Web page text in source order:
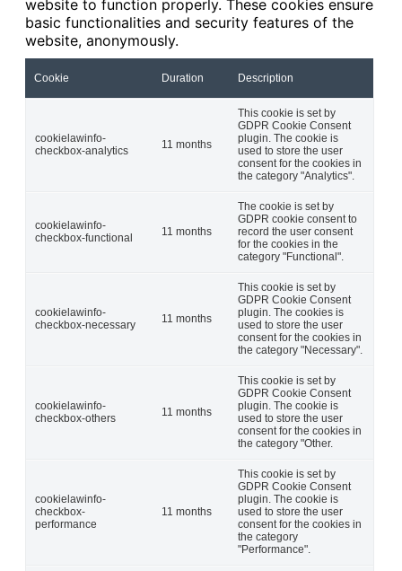
website to function properly. These cookies ensure
basic functionalities and security features of the
website, anonymously.
Cookie Duration Description
cookielawinfo-
checkbox-analytics
11 months
This cookie is set by
GDPR Cookie Consent
plugin. The cookie is
used to store the user
consent for the cookies in
the category "Analytics".
cookielawinfo-
checkbox-functional
11 months
The cookie is set by
GDPR cookie consent to
record the user consent
for the cookies in the
category "Functional".
cookielawinfo-
checkbox-necessary
11 months
This cookie is set by
GDPR Cookie Consent
plugin. The cookies is
used to store the user
consent for the cookies in
the category "Necessary".
cookielawinfo-
checkbox-others
11 months
This cookie is set by
GDPR Cookie Consent
plugin. The cookie is
used to store the user
consent for the cookies in
the category "Other.
cookielawinfo-
checkbox-
performance
11 months
This cookie is set by
GDPR Cookie Consent
plugin. The cookie is
used to store the user
consent for the cookies in
the category
"Performance".